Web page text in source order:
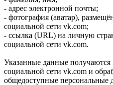
- адрес электронной почты;
- фотография (аватар),
социальной сети vk.com;
- ссылка (URL) на личную
социальной сети vk.com.
Указанные данные получаются
социальной сети vk.com и
общедоступные персональные